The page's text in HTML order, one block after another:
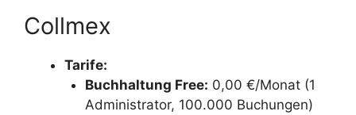
Collmex
Tarife:
Buchhaltung Free: 0,00 €/Monat (1
Administrator, 100.000 Buchungen)